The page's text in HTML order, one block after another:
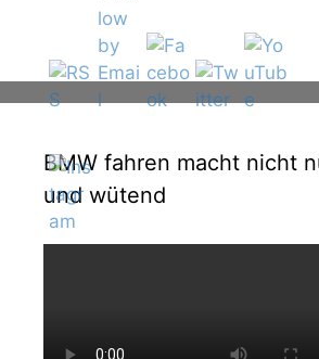
BMW fahren macht nicht
und wütend